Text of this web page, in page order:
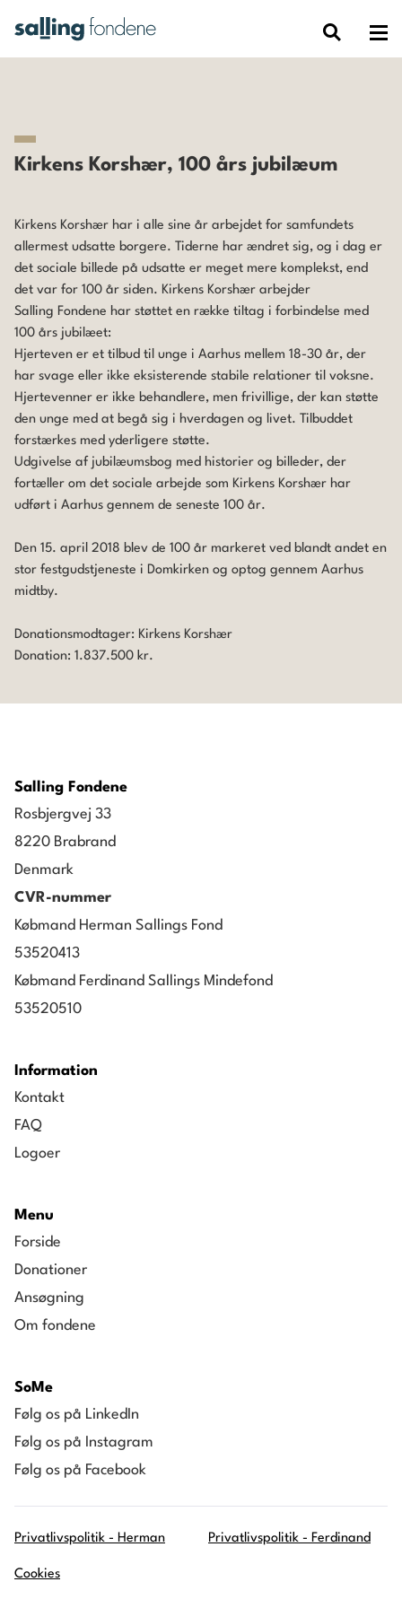
Kirkens Korshær, 100 års jubilæum
Kirkens Korshær har i alle sine år arbejdet for samfundets
allermest udsatte borgere. Tiderne har ændret sig, og i dag er
det sociale billede på udsatte er meget mere komplekst, end
det var for 100 år siden. Kirkens Korshær arbejder
Salling Fondene har støttet en række tiltag i forbindelse med
100 års jubilæet:
Hjerteven er et tilbud til unge i Aarhus mellem 18-30 år, der
har svage eller ikke eksisterende stabile relationer til voksne.
Hjertevenner er ikke behandlere, men frivillige, der kan støtte
den unge med at begå sig i hverdagen og livet. Tilbuddet
forstærkes med yderligere støtte.
Udgivelse af jubilæumsbog med historier og billeder, der
fortæller om det sociale arbejde som Kirkens Korshær har
udført i Aarhus gennem de seneste 100 år.
Den 15. april 2018 blev de 100 år markeret ved blandt andet en
stor festgudstjeneste i Domkirken og optog gennem Aarhus
midtby.
Donationsmodtager: Kirkens Korshær
Donation: 1.837.500 kr.
Salling Fondene
Rosbjergvej 33
8220 Brabrand
Denmark
CVR-nummer
Købmand Herman Sallings Fond
53520413
Købmand Ferdinand Sallings Mindefond
53520510
Information
Kontakt
FAQ
Logoer
Menu
Forside
Donationer
Ansøgning
Om fondene
SoMe
Følg os på LinkedIn
Følg os på Instagram
Følg os på Facebook
Privatlivspolitik - Herman Privatlivspolitik - Ferdinand
Cookies